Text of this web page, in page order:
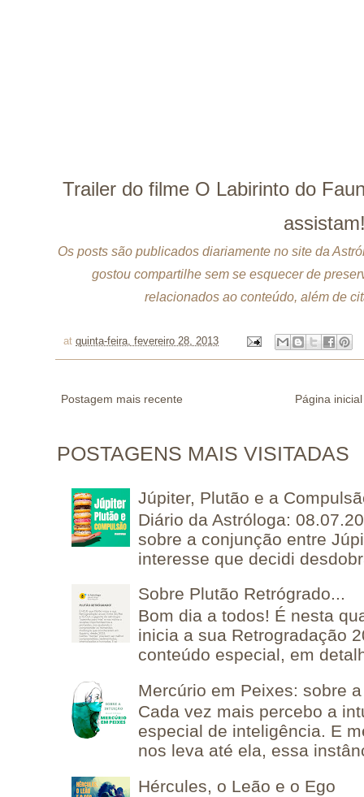
Trailer do filme O Labirinto do
Os posts são publicados diariamente no site da
gostou compartilhe sem se esquecer de
relacionados ao conteúdo, além de
at quinta-feira, fevereiro 28, 2013
Postagem mais recente Página inicial
POSTAGENS MAIS VISITADAS
Júpiter, Plutão e a
Diário da Astróloga:
sobre a conjunção entre
interesse que decidi
Sobre Plutão Retrógrado...
Bom dia a todos! É nesta
inicia a sua Retrogradação
conteúdo especial, em
Mercúrio em Peixes: sobre
Cada vez mais percebo a
especial de inteligência. E
nos leva até ela, essa
Hércules, o Leão e o Ego